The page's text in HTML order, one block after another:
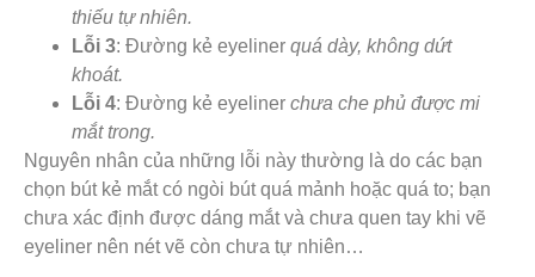
thiếu tự nhiên.
Lỗi 3: Đường kẻ eyeliner quá dày, không dứt
khoát.
Lỗi 4: Đường kẻ eyeliner chưa che phủ được mi
mắt trong.
Nguyên nhân của những lỗi này thường là do các bạn
chọn bút kẻ mắt có ngòi bút quá mảnh hoặc quá to; bạn
chưa xác định được dáng mắt và chưa quen tay khi vẽ
eyeliner nên nét vẽ còn chưa tự nhiên…